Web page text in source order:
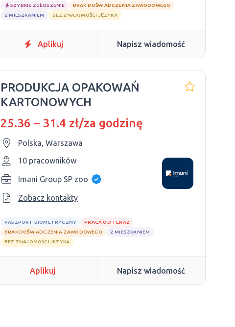
SZYBKIE ZGŁOSZENIE
BRAK DOŚWIADCZENIA ZAWODOWEGO
Z MIESZKANIEM
BEZ ZNAJOMOŚCI JĘZYKA
Aplikuj Napisz wiadomość
PRODUKCJA OPAKOWAŃ
KARTONOWYCH
25.36 – 31.4 zł/za godzinę
Polska, Warszawa
10 pracowników
Imani Group SP zoo
Zobacz kontakty
PASZPORT BIOMETRYCZNY
PRACA OD TERAZ
BRAK DOŚWIADCZENIA ZAWODOWEGO
Z MIESZKANIEM
BEZ ZNAJOMOŚCI JĘZYKA
Aplikuj Napisz wiadomość